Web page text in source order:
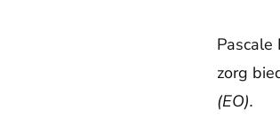
zorg
(EO).